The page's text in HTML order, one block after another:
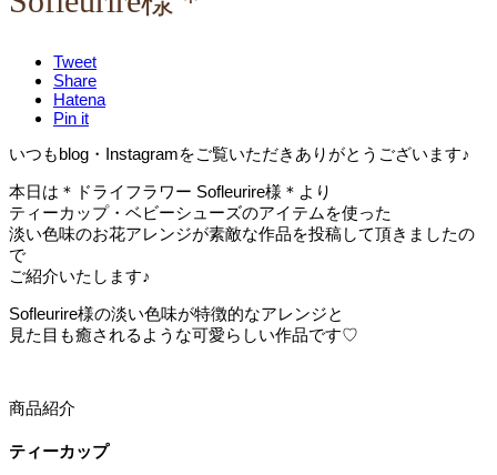
Tweet
Share
Hatena
Pin it
いつもblog・Instagramをご覧いただきありがとうございます♪
本日は＊ドライフラワー Sofleurire様＊より
ティーカップ・ベビーシューズのアイテムを使った
淡い色味のお花アレンジが素敵な作品を投稿して頂きましたの
で
ご紹介いたします♪
Sofleurire様の淡い色味が特徴的なアレンジと
見た目も癒されるような可愛らしい作品です♡
商品紹介
ティーカップ